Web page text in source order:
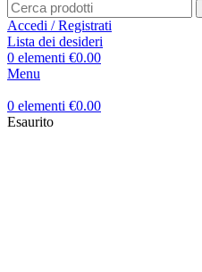
Accedi / Registrati
Lista dei desideri
0 elementi €0.00
Menu
0 elementi €0.00
Esaurito